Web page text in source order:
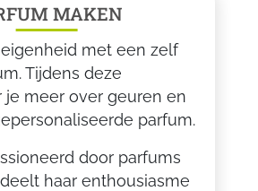
MAKEN
met een zelf
Tijdens deze
meer over geuren en
parfum.
door parfums
haar enthousiasme